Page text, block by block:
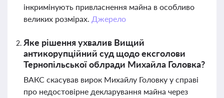
інкримінують привласнення майна в особливо
великих розмірах. Джерело
Яке рішення ухвалив Вищий
антикорупційний суд щодо ексголови
Тернопільської облради Михайла Головка?
ВАКС скасував вирок Михайлу Головку у справі
про недостовірне декларування майна через